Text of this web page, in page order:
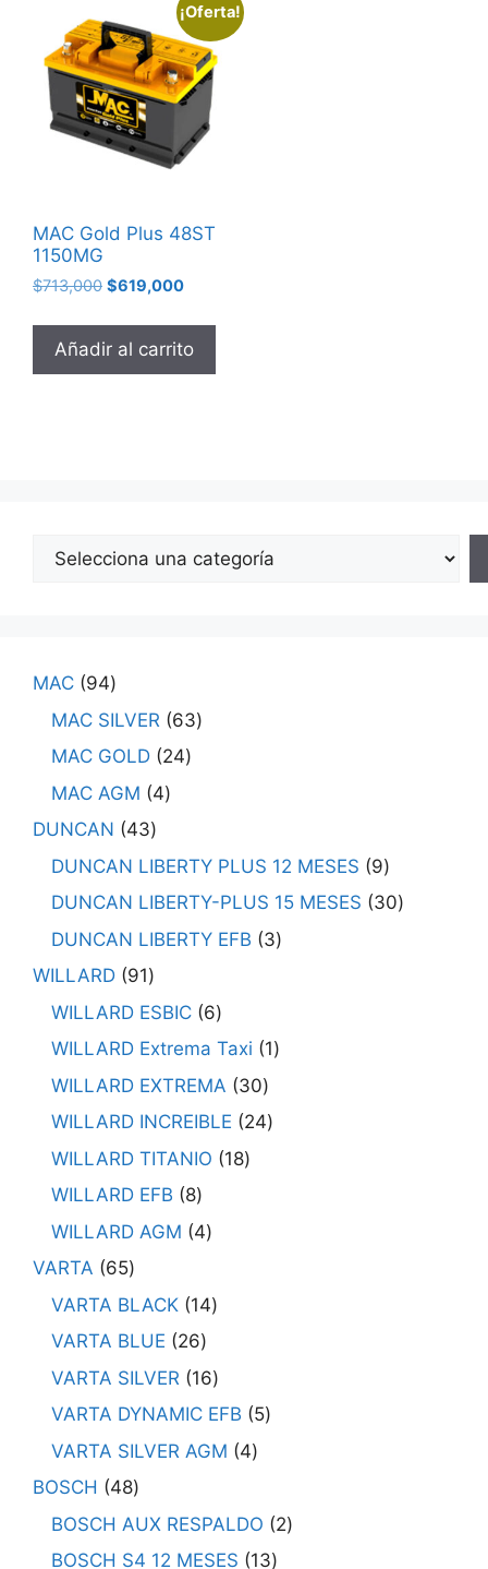
¡Oferta!
MAC Gold Plus 48ST
1150MG
$713,000 $619,000
Añadir al carrito
MAC 94
MAC SILVER
63
MAC GOLD 24
MAC AGM
4
DUNCAN
43
DUNCAN LIBERTY PLUS 12 MESES
9
DUNCAN LIBERTY-PLUS 15 MESES
30
DUNCAN LIBERTY EFB
3
WILLARD 91
WILLARD ESBIC 6
WILLARD Extrema Taxi
1
WILLARD EXTREMA
30
WILLARD INCREIBLE
24
WILLARD TITANIO
18
WILLARD EFB
8
WILLARD AGM
4
VARTA
65
VARTA BLACK 14
VARTA BLUE
26
VARTA SILVER
16
VARTA DYNAMIC EFB
5
VARTA SILVER AGM
4
BOSCH
48
BOSCH AUX RESPALDO
2
BOSCH S4 12 MESES
13